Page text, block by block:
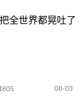
全世界都晃吐了
08-03